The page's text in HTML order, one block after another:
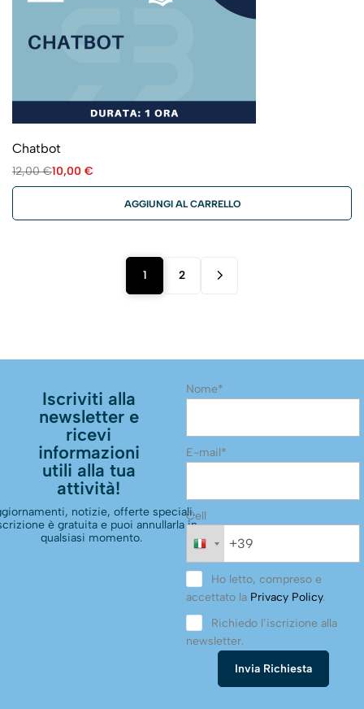
Chatbot
12,00€10,00 €
AGGIUNGI AL CARRELLO
1 2
Iscriviti alla
newsletter e
ricevi
informazioni
utili alla tua
attività!
notizie, offerte speciali.
è gratuita e puoi annullarla in
qualsiasi momento.
Nome*
E-mail*
Cell
Ho letto, compreso e
accettato la Privacy Policy.
Richiedo l’iscrizione alla
newsletter.